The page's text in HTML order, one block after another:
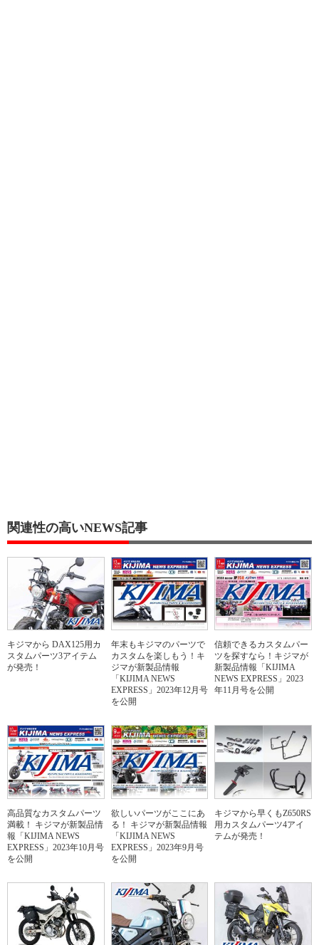
関連性の高いNEWS記事
キジマから DAX125用カ
スタムパーツ3アイテム
が発売！
年末もキジマのパーツで
カスタムを楽しもう！キ
ジマが新製品情報
「KIJIMA NEWS
EXPRESS」2023年12月号
を公開
信頼できるカスタムパー
ツを探すなら！キジマが
新製品情報「KIJIMA
NEWS EXPRESS」2023
年11月号を公開
高品質なカスタムパーツ
満載！ キジマが新製品情
報「KIJIMA NEWS
EXPRESS」2023年10月号
を公開
欲しいパーツがここにあ
る！ キジマが新製品情報
「KIJIMA NEWS
EXPRESS」2023年9月号
を公開
キジマから早くもZ650RS
用カスタムパーツ4アイ
テムが発売！